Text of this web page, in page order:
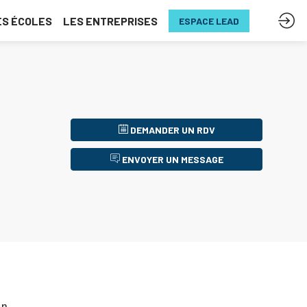
ÉCOLES LES ENTREPRISES ESPACE LEAD
DEMANDER UN RDV
ENVOYER UN MESSAGE